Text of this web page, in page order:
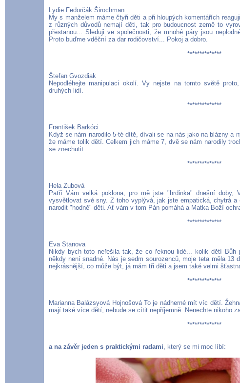
Lydie Fedorčák Širochman
My s manželem máme čtyři děti a při hloupých komentářích
z různých důvodů nemají děti, tak pro budoucnost země to
přestanou... Sleduji ve společnosti, že mnohé páry jsou
Proto buďme vděční za dar rodičovství... Pokoj a dobro.
**************
Štefan Gvozdiak
Nepodléhejte manipulaci okolí. Vy nejste na tomto světě
druhých lidí.
**************
František Barkóci
Když se nám narodilo 5-té dítě, dívali se na nás jako na blázny a
že máme tolik dětí. Celkem jich máme 7, dvě se nám narodily
se znechutit.
**************
Hela Zubová
Patří Vám velká poklona, ​​pro mě jste "hrdinka" dnešní
vysvětlovat své sny. Z toho vyplývá, jak jste empatická, chytrá
narodit "hodně" děti. Ať vám v tom Pán pomáhá a Matka Boží
**************
Eva Stanova
Nikdy bych toto neřešila tak, že co řeknou lidé... kolik dětí
někdy není snadné. Nás je sedm sourozenců, moje teta měla
nejkrásnější, co může být, já mám tři děti a jsem také velmi
**************
Marianna Balázsyová Hojnošová To je nádherné mít víc dětí.
mají také více dětí, nebude se cítit nepříjemně. Nenechte nikoho
**************
a na závěr jeden s praktickými radami, který se mi moc líbí: